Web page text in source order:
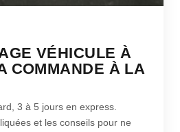
VÉHICULE À
COMMANDE À LA
3 à 5 jours en express.
et les conseils pour ne